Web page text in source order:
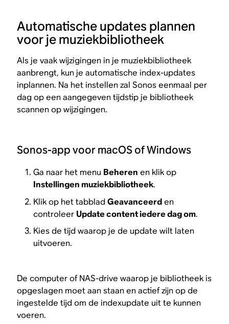
Automatische updates plannen
voor je muziekbibliotheek
Als je vaak wijzigingen in je muziekbibliotheek
aanbrengt, kun je automatische index-updates
inplannen. Na het instellen zal Sonos eenmaal per
dag op een aangegeven tijdstip je bibliotheek
scannen op wijzigingen.
Sonos-app voor macOS of Windows
Ga naar het menu Beheren en klik op
Instellingen muziekbibliotheek.
Klik op het tabbladGeavanceerden
controleer Update content iedere dag om.
Kies de tijd waarop je de update wilt laten
uitvoeren.
De computer of NAS-drive waarop je bibliotheek is
opgeslagen moet aan staan en actief zijn op de
ingestelde tijd om de indexupdate uit te kunnen
voeren.